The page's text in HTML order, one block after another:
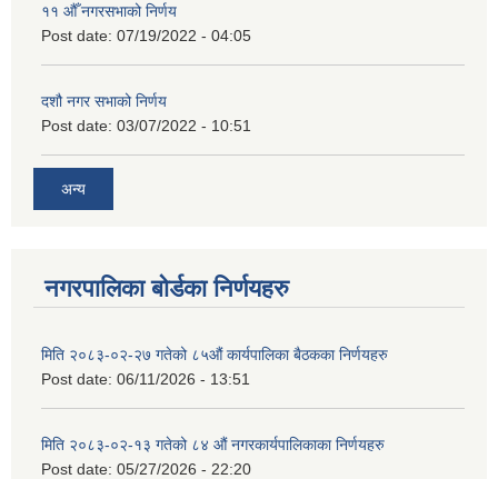
११ ‌औँ नगरसभाको निर्णय
Post date: 07/19/2022 - 04:05
दशौ नगर सभाको निर्णय
Post date: 03/07/2022 - 10:51
अन्य
नगरपालिका बोर्डका निर्णयहरु
मिति २०८३-०२-२७ गतेको ८५औं कार्यपालिका बैठकका निर्णयहरु
Post date: 06/11/2026 - 13:51
मिति २०८३-०२-१३ गतेको ८४ औं नगरकार्यपालिकाका निर्णयहरु
Post date: 05/27/2026 - 22:20